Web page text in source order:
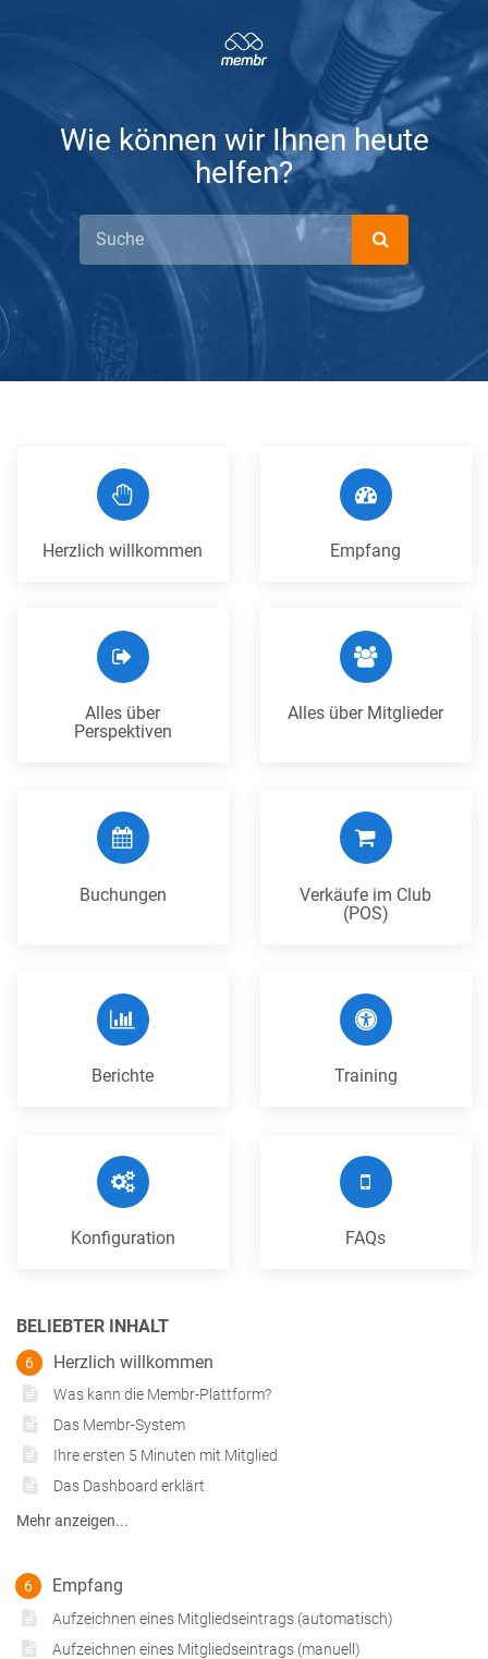
Wie können wir Ihnen heute
helfen?
Herzlich willkommen Empfang
Alles über
Perspektiven
Alles über Mitglieder
Buchungen
Verkäufe im Club
(POS)
Berichte Training
Konfiguration FAQs
BELIEBTER INHALT
6 Herzlich willkommen
Was kann die Membr-Plattform?
Das Membr-System
Ihre ersten 5 Minuten mit Mitglied
Das Dashboard erklärt
Mehr anzeigen...
6 Empfang
Aufzeichnen eines Mitgliedseintrags (automatisch)
Aufzeichnen eines Mitgliedseintrags (manuell)